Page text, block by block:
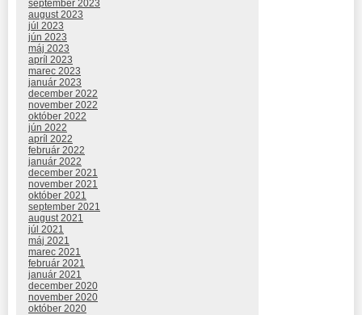
september 2023
august 2023
júl 2023
jún 2023
máj 2023
apríl 2023
marec 2023
január 2023
december 2022
november 2022
október 2022
jún 2022
apríl 2022
február 2022
január 2022
december 2021
november 2021
október 2021
september 2021
august 2021
júl 2021
máj 2021
marec 2021
február 2021
január 2021
december 2020
november 2020
október 2020